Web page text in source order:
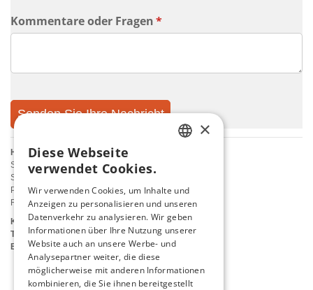
Kommentare oder Fragen*
(erforderlich)
Senden Sie Ihre Nachricht
Hauptsitz in Europa:
SC ArtInvest SRL
Str. AL. Lapusneanu, Nr.1
Piatra Neamt
Romania
Kundendienst:
Telefon:+40749033082 (Englische Sprache)
Email:contact@PastelBrush.com
GERMAN
FRENCH
×
Diese Webseite
verwendet Cookies.
Wir verwenden Cookies, um Inhalte und
Anzeigen zu personalisieren und unseren
Datenverkehr zu analysieren. Wir geben
Informationen über Ihre Nutzung unserer
Website auch an unsere Werbe- und
Analysepartner weiter, die diese
möglicherweise mit anderen Informationen
kombinieren, die Sie ihnen bereitgestellt